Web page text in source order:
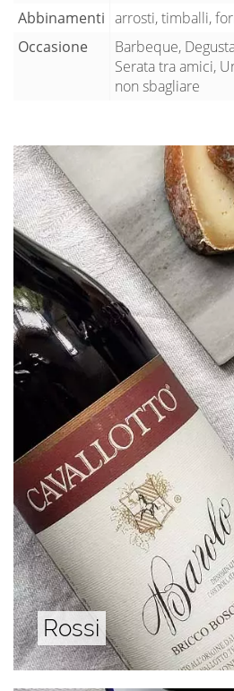
Abbinamenti arrosti, timballi,
Occasione
Barbeque,
Serata tra amici,
non sbagliare
Rossi